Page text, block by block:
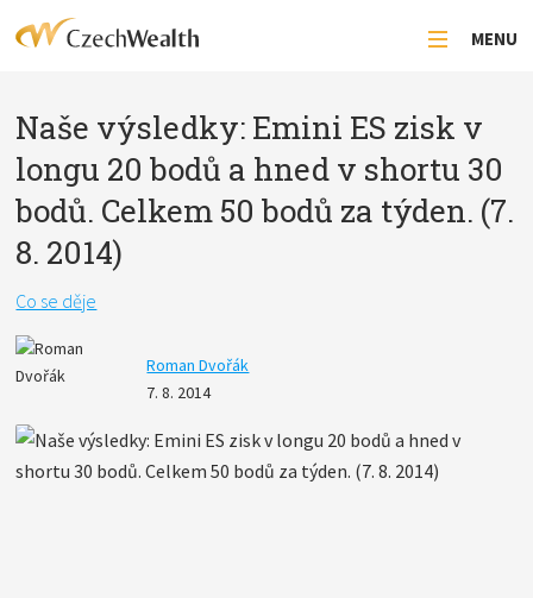
MENU
Naše výsledky: Emini ES zisk v
longu 20 bodů a hned v shortu 30
bodů. Celkem 50 bodů za týden. (7.
8. 2014)
Co se děje
Roman Dvořák
7. 8. 2014